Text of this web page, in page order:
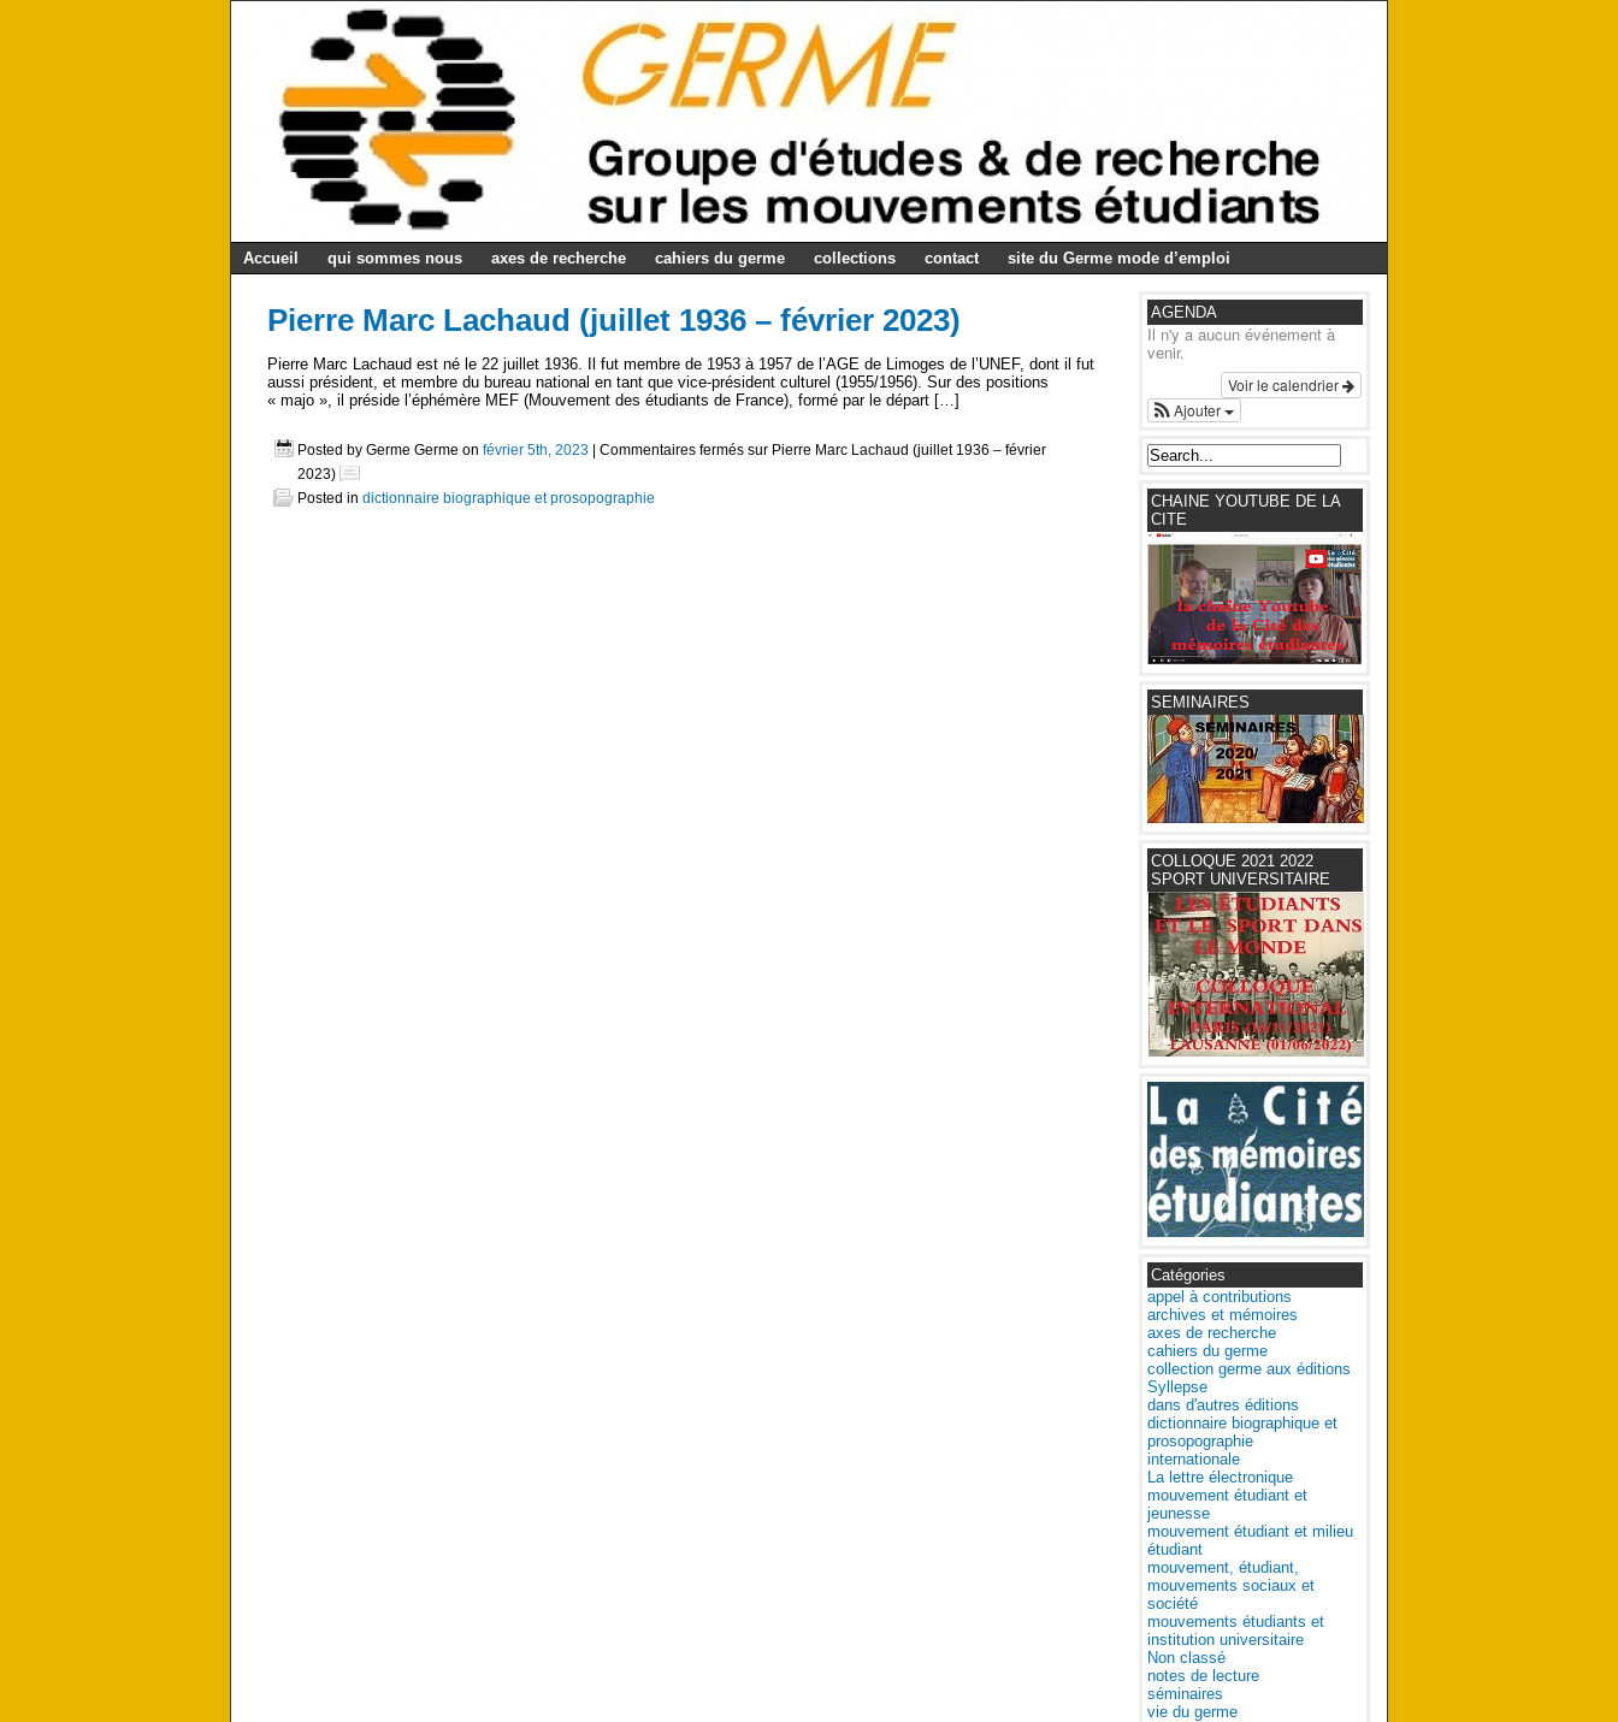
Accueil qui sommes nous axes de recherche cahiers du germe collections contact site du Germe mode d’emploi
Pierre Marc Lachaud (juillet 1936 – février 2023)
Pierre Marc Lachaud est né le 22 juillet 1936. Il fut membre de 1953 à 1957 de l’AGE de Limoges de l’UNEF, dont il fut
aussi président, et membre du bureau national en tant que vice-président culturel (1955/1956). Sur des positions
« majo », il préside l’éphémère MEF (Mouvement des étudiants de France), formé par le départ […]
Posted by Germe Germe on février 5th, 2023 Commentaires fermés sur Pierre Marc Lachaud (juillet 1936 – février
2023)
Posted in dictionnaire biographique et prosopographie
AGENDA
Il n'y a aucun événement à
venir.
Voir le calendrier
Ajouter
CHAINE YOUTUBE DE LA
CITE
SEMINAIRES
COLLOQUE 2021 2022
SPORT UNIVERSITAIRE
Catégories
appel à contributions
archives et mémoires
axes de recherche
cahiers du germe
collection germe aux éditions
Syllepse
dans d'autres éditions
dictionnaire biographique et
prosopographie
internationale
La lettre électronique
mouvement étudiant et
jeunesse
mouvement étudiant et milieu
étudiant
mouvement, étudiant,
mouvements sociaux et
société
mouvements étudiants et
institution universitaire
Non classé
notes de lecture
séminaires
vie du germe